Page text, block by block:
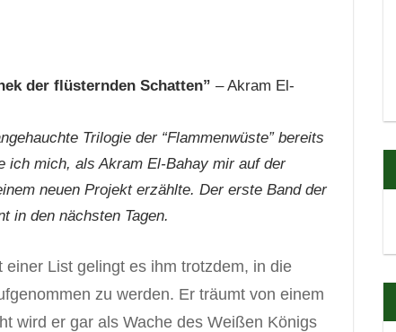
der flüsternden Schatten” – Akram El-
Trilogie der “Flammenwüste” bereits
ich mich, als Akram El-Bahay mir auf der
neuen Projekt erzählte. Der erste Band der
in den nächsten Tagen.
einer List gelingt es ihm trotzdem, in die
zu werden. Er träumt von einem
wird er gar als Wache des Weißen Königs